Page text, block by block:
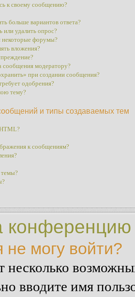
к своему сообщению?
больше вариантов ответа?
или удалить опрос?
форумы?
вложения?
сообщения модератору?
при создании сообщения?
одобрения?
тему?
и типы создаваемых тем
к сообщениям?
темы?
конференцию
не могу войти?
несколько
вводите имя